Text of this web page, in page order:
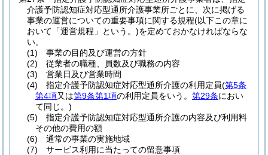
介護予防認知症対応型通所介護事業所ごとに、次に掲げる
事業の運営についての重要事項に関する規程(以下この章に
おいて「運営規程」という。)を定めておかなければならな
い。
(1)
事業の目的及び運営の方針
(2)
従業者の職種、員数及び職務の内容
(3)
営業日及び営業時間
(4)
指定介護予防認知症対応型通所介護の利用定員(第5条
第4項又は第9条第1項の利用定員をいう。 第29条におい
て同じ。)
(5)
指定介護予防認知症対応型通所介護の内容及び利用料
その他の費用の額
(6)
通常の事業の実施地域
(7)
サービス利用に当たっての留意事項